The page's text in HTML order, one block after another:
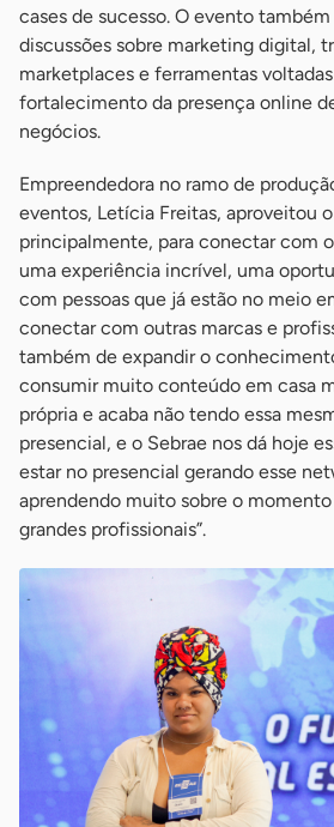
cases de sucesso. O evento
discussões sobre marketing digital,
marketplaces e ferramentas
fortalecimento da presença online
negócios.
Empreendedora no ramo de
eventos, Letícia Freitas, aproveitou
principalmente, para conectar com
uma experiência incrível, uma
com pessoas que já estão no meio
conectar com outras marcas e
também de expandir o
consumir muito conteúdo em casa
própria e acaba não tendo essa
presencial, e o Sebrae nos dá hoje
estar no presencial gerando esse
aprendendo muito sobre o
grandes profissionais”.